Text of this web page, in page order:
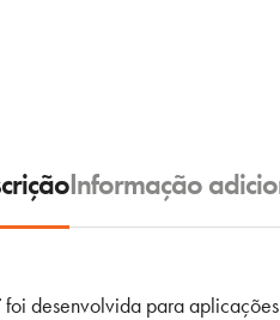
Informação
foi desenvolvida para